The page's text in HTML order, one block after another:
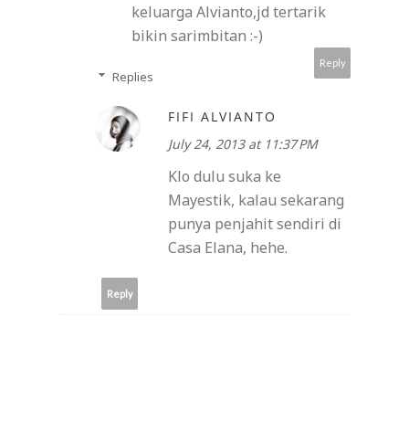
keluarga Alvianto,jd tertarik
bikin sarimbitan :-)
Reply
Replies
FIFI ALVIANTO
July 24, 2013 at 11:37 PM
Klo dulu suka ke
Mayestik, kalau sekarang
punya penjahit sendiri di
Casa Elana, hehe.
Reply